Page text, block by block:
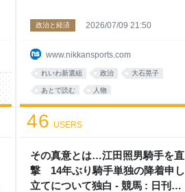
www.nikkansports.com
政治と経済 2026/07/09 21:50
れいわ新選組 政治 大石晃子
あとで読む 人物
その真意とは…江田照男騎手を直
撃 14年ぶり騎手単独の降着申し
立てについて独白 - 競馬 : 日刊ス
46 USERS